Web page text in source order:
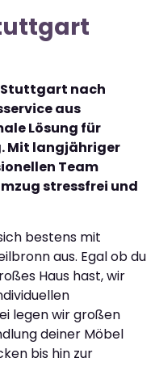
Stuttgart nach
aus
Lösung für
Mit langjähriger
Team
stressfrei und
bestens mit
aus. Egal ob du
Haus hast, wir
legen wir großen
deiner Möbel
bis hin zur